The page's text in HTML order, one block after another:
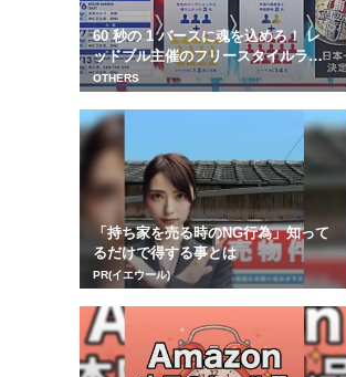
60 秒の 1 バースに魂を込めろ！ レ
ッドブル主催のフリースタイルラッ
プバトル...
OTHERS
「持ち家を売る時のNG行為」知って
るだけで得する事とは
PR(イエウール)